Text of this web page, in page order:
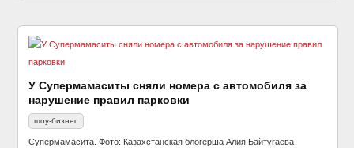
У Супермамаситы сняли номера с автомобиля за
нарушение правил парковки
шоу-бизнес
Супермамасита. Фото: Казахстанская блогерша Алия Байтугаева